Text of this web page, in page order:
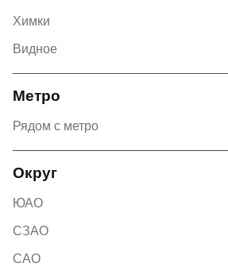
Химки
Видное
Метро
Рядом с метро
Округ
ЮАО
СЗАО
САО